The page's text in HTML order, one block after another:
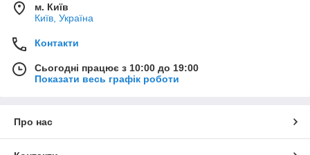
м. Київ
Київ, Україна
Контакти
Сьогодні працює з 10:00 до 19:00
Показати весь графік роботи
Про нас